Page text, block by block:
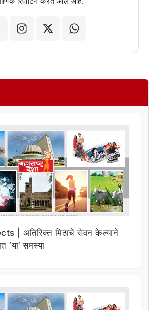
| अतिरिक्त मिठाचे सेवन केल्याने
‘या’ समस्या